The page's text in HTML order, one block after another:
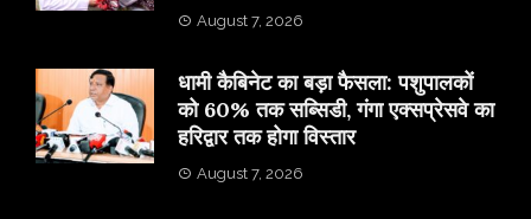
August 7, 2026
​धामी कैबिनेट का बड़ा फैसला: पशुपालकों
को 60% तक सब्सिडी, गंगा एक्सप्रेसवे का
हरिद्वार तक होगा विस्तार
August 7, 2026